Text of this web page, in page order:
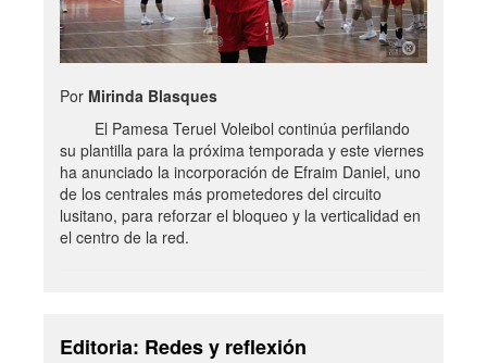
Por Mirinda Blasques
El Pamesa Teruel Voleibol continúa perfilando
su plantilla para la próxima temporada y este viernes
ha anunciado la incorporación de Efraim Daniel, uno
de los centrales más prometedores del circuito
lusitano, para reforzar el bloqueo y la verticalidad en
el centro de la red.
Editoria: Redes y reflexión